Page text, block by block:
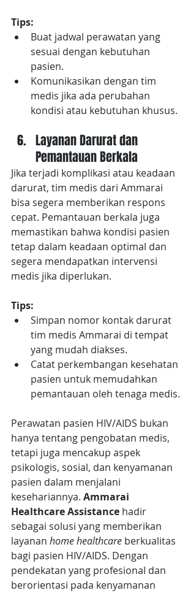
Tips:
Buat jadwal perawatan yang
sesuai dengan kebutuhan
pasien.
Komunikasikan dengan tim
medis jika ada perubahan
kondisi atau kebutuhan khusus.
Layanan Darurat dan
Pemantauan Berkala
Jika terjadi komplikasi atau keadaan
darurat, tim medis dari Ammarai
bisa segera memberikan respons
cepat. Pemantauan berkala juga
memastikan bahwa kondisi pasien
tetap dalam keadaan optimal dan
segera mendapatkan intervensi
medis jika diperlukan.
Tips:
Simpan nomor kontak darurat
tim medis Ammarai di tempat
yang mudah diakses.
Catat perkembangan kesehatan
pasien untuk memudahkan
pemantauan oleh tenaga medis.
Perawatan pasien HIV/AIDS bukan
hanya tentang pengobatan medis,
tetapi juga mencakup aspek
psikologis, sosial, dan kenyamanan
pasien dalam menjalani
kesehariannya. Ammarai
Healthcare Assistance hadir
sebagai solusi yang memberikan
layanan home healthcare berkualitas
bagi pasien HIV/AIDS. Dengan
pendekatan yang profesional dan
berorientasi pada kenyamanan